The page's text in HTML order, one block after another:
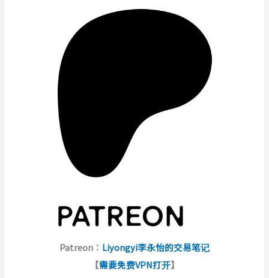
Patreon： Liyongyi李永怡的交易笔记
【需要免费VPN打开】